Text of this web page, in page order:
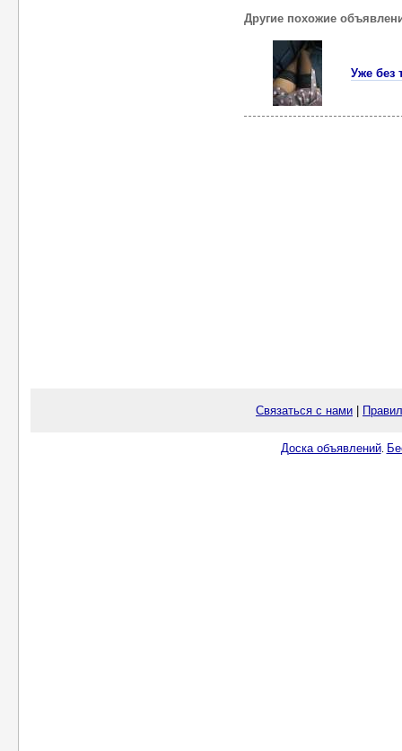
Другие похожие
Уже без
Связаться с нами
Доска объявлений.